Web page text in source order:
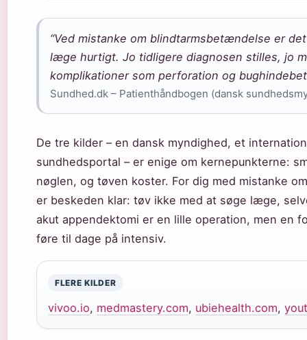
“Ved mistanke om blindtarmsbetændelse er
læge hurtigt. Jo tidligere diagnosen stilles, jo
komplikationer som perforation og
Sundhed.dk – Patienthåndbogen (dansk
De tre kilder – en dansk myndighed, et
sundhedsportal – er enige om kernepunkterne:
nøglen, og tøven koster. For dig med mistanke
er beskeden klar: tøv ikke med at søge læge,
akut appendektomi er en lille operation, men en
føre til dage på intensiv.
FLERE KILDER
vivoo.io, medmastery.com, ubiehealth.com,